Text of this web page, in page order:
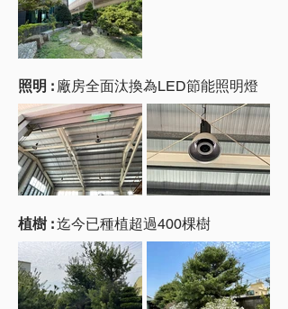
照明 : 廠房全面汰換為LED節能照明燈
植樹 :迄今已種植超過400棵樹